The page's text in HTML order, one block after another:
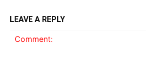
LEAVE A REPLY